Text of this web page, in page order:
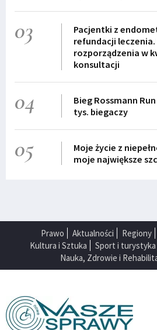
03
Pacjentki z
refundacji
rozporządzenia w
konsultacji
04
Bieg Rossmann
tys. biegaczy
05
Moje życie z
moje największe
Prawo Aktualności Regiony
Kultura i Sztuka
Sport i turystyka
Nauka, Zdrowie i